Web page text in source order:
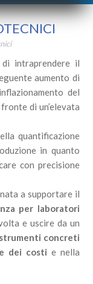
intraprendere il
aumento di
del
di un’elevata
quantificazione
in quanto
con precisione
a supportare il
per laboratori
e uscire da un
strumenti concreti
dei costi e nella